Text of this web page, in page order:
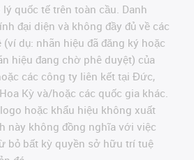
quốc tế trên toàn cầu. Danh
đại diện và không đầy đủ về các
dụ: nhãn hiệu đã đăng ký hoặc
hiệu đang chờ phê duyệt) của
các công ty liên kết tại Đức,
Kỳ và/hoặc các quốc gia khác.
hoặc khẩu hiệu không xuất
này không đồng nghĩa với việc
bỏ bất kỳ quyền sở hữu trí tuệ